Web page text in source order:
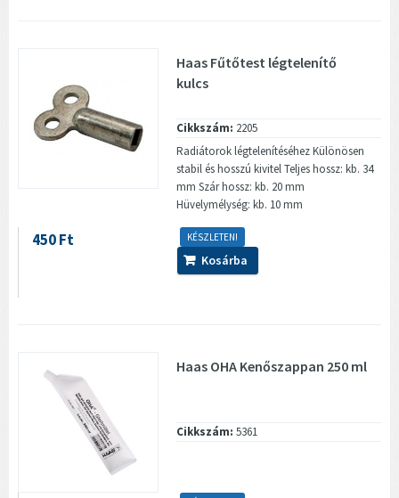
Haas Fűtőtest légtelenítő
kulcs
Cikkszám: 2205
Radiátorok légtelenítéséhez Különösen
stabil és hosszú kivitel Teljes hossz: kb. 34
mm Szár hossz: kb. 20 mm
Hüvelymélység: kb. 10 mm
KÉSZLETEN!
450 Ft
Kosárba
Haas OHA Kenőszappan 250 ml
Cikkszám: 5361